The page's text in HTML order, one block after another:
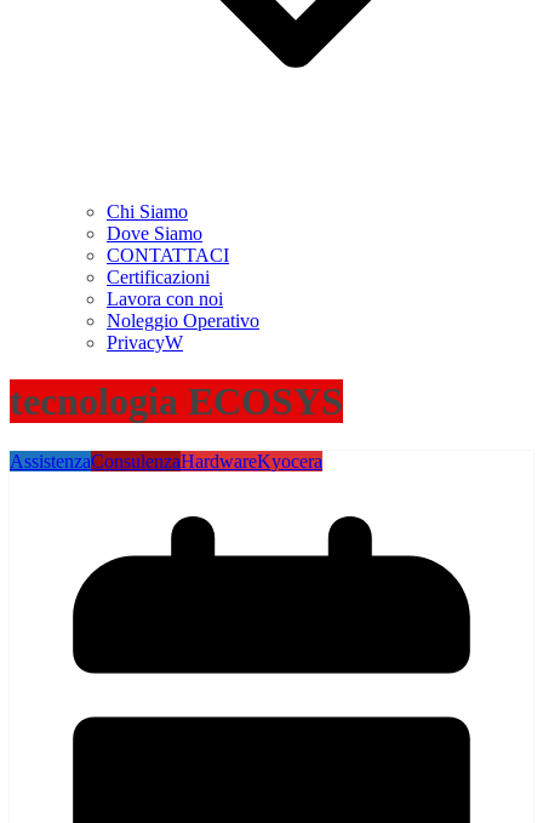
Chi Siamo
Dove Siamo
CONTATTACI
Certificazioni
Lavora con noi
Noleggio Operativo
PrivacyW
tecnologia ECOSYS
AssistenzaConsulenzaHardwareKyocera